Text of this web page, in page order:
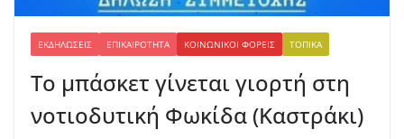
ΕΚΔΗΛΏΣΕΙΣ ΕΠΙΚΑΙΡΌΤΗΤΑ ΚΟΙΝΩΝΙΚΟΊ ΦΟΡΕΊΣ ΤΟΠΙΚΆ
Το μπάσκετ γίνεται γιορτή στη
νοτιοδυτική Φωκίδα (Καστράκι)